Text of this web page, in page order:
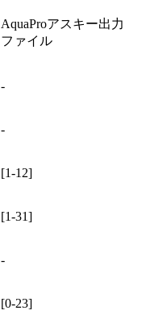
AquaProアスキー出力
ファイル
-
-
[1-12]
[1-31]
-
[0-23]